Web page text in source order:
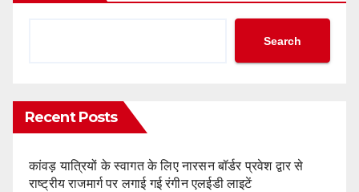
Search
Recent Posts
कांवड़ यात्रियों के स्वागत के लिए नारसन बॉर्डर प्रवेश द्वार से
राष्ट्रीय राजमार्ग पर लगाई गई रंगीन एलईडी लाइटें